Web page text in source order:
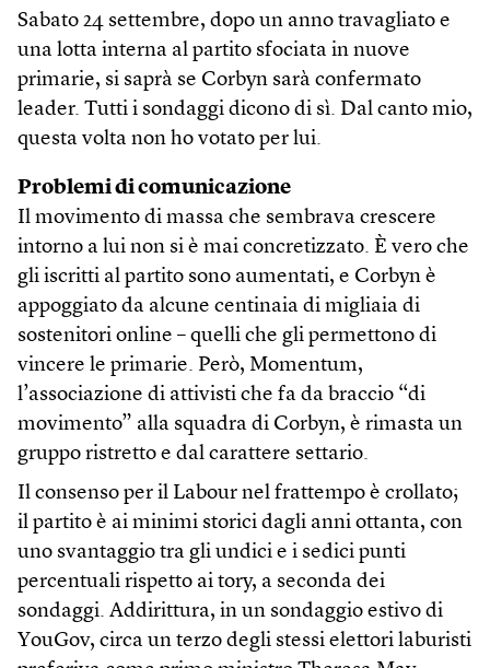
Sabato 24 settembre, dopo un anno travagliato e
una lotta interna al partito sfociata in nuove
primarie, si saprà se Corbyn sarà confermato
leader. Tutti i sondaggi dicono di sì. Dal canto mio,
questa volta non ho votato per lui.
Problemi di comunicazione
Il movimento di massa che sembrava crescere
intorno a lui non si è mai concretizzato. È vero che
gli iscritti al partito sono aumentati, e Corbyn è
appoggiato da alcune centinaia di migliaia di
sostenitori online – quelli che gli permettono di
vincere le primarie. Però, Momentum,
l’associazione di attivisti che fa da braccio “di
movimento” alla squadra di Corbyn, è rimasta un
gruppo ristretto e dal carattere settario.
Il consenso per il Labour nel frattempo è crollato;
il partito è ai minimi storici dagli anni ottanta, con
uno svantaggio tra gli undici e i sedici punti
percentuali rispetto ai tory, a seconda dei
sondaggi. Addirittura, in un sondaggio estivo di
YouGov, circa un terzo degli stessi elettori laburisti